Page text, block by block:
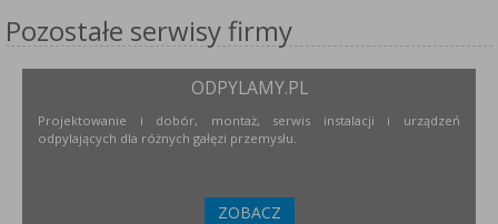
Pozostałe serwisy firmy
ODPYLAMY.PL
Projektowanie i dobór, montaż, serwis instalacji i urządzeń
odpylających dla różnych gałęzi przemysłu.
ZOBACZ